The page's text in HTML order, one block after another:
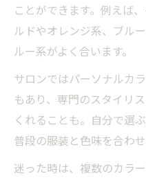
ことができます。例えば
ルドやオレンジ系、ブル
ルー系がよく合います。
サロンではパーソナルカ
もあり、専門のスタイリ
くれることも。自分で選
普段の服装と色味を合わ
迷った時は、複数のカラ